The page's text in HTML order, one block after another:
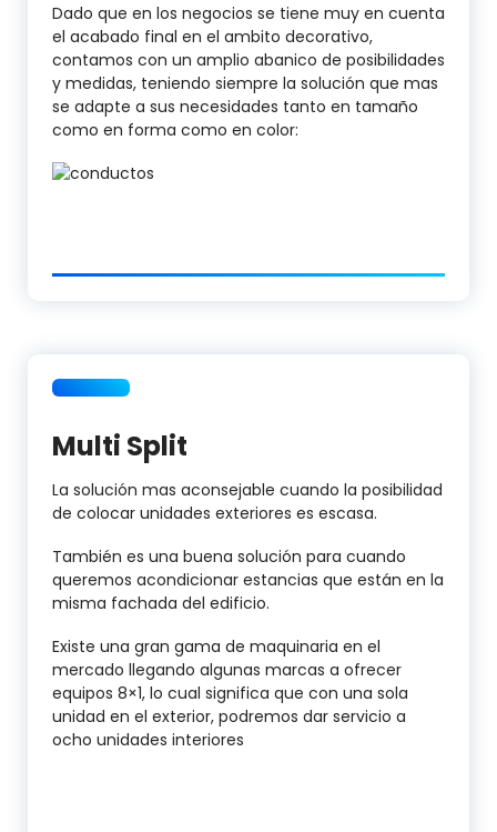
Dado que en los negocios se tiene muy en cuenta
el acabado final en el ambito decorativo,
contamos con un amplio abanico de posibilidades
y medidas, teniendo siempre la solución que mas
se adapte a sus necesidades tanto en tamaño
como en forma como en color:
Multi Split
La solución mas aconsejable cuando la posibilidad
de colocar unidades exteriores es escasa.
También es una buena solución para cuando
queremos acondicionar estancias que están en la
misma fachada del edificio.
Existe una gran gama de maquinaria en el
mercado llegando algunas marcas a ofrecer
equipos 8×1, lo cual significa que con una sola
unidad en el exterior, podremos dar servicio a
ocho unidades interiores